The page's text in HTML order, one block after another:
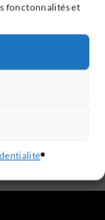
fonctonnalités et
du wc